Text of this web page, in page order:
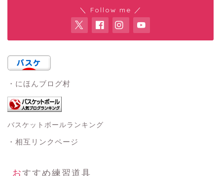
＼ Follow me ／
・にほんブログ村
バスケットボールランキング
・相互リンクページ
おすすめ練習道具